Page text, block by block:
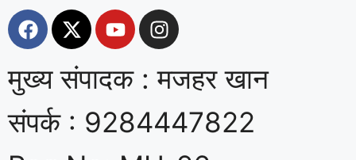
मुख्य संपादक : मजहर खान
संपर्क : 9284447822